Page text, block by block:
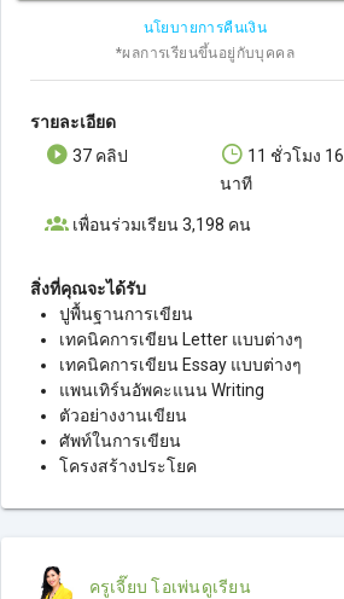
นโยบายการคืนเงิน
*ผลการเรียนขึ้นอยู่กับบุคคล
รายละเอียด
37 คลิป
11 ชั่วโมง 16
นาที
เพื่อนร่วมเรียน 3,198 คน
สิ่งที่คุณจะได้รับ
ปูพื้นฐานการเขียน
เทคนิคการเขียน Letter แบบต่างๆ
เทคนิคการเขียน Essay แบบต่างๆ
แพนเทิร์นอัพคะแนน Writing
ตัวอย่างงานเขียน
ศัพท์ในการเขียน
โครงสร้างประโยค
ครูเจี๊ยบ โอเพ่นดูเรียน